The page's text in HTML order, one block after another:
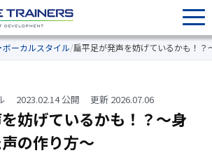
ボーカルスタイル/扁平足が発声を妨げているかも！
2023.02.14 公開 更新 2026.07.06
妨げているかも！？〜身
の作り方〜